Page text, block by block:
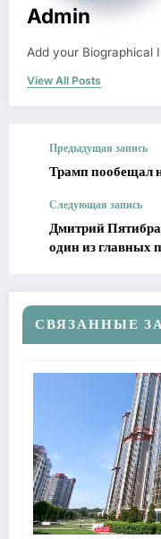
Admin
Add your Biographical
View All Posts
Предыдущая запись
Трамп
Следующая запись
Дмитрий
один из главных
СВЯЗАННЫЕ